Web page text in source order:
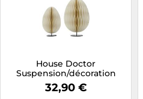
House Doctor
Suspension/décoration
d'œufs de Pâques Eggs 2
pièces Off-white
32,90 €